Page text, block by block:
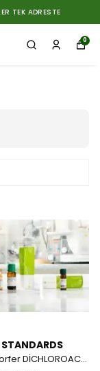
ÜCRETSİZ KARGO
0
Dr. Ehrenstorfer DİCHLOROACETİC ACİD 1G